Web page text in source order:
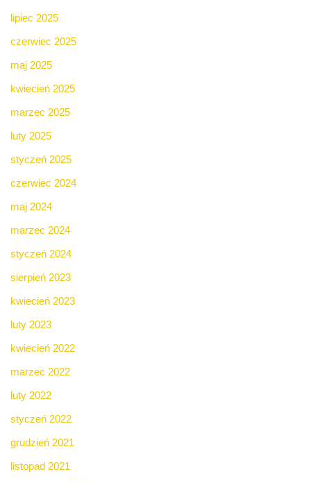
lipiec 2025
czerwiec 2025
maj 2025
kwiecień 2025
marzec 2025
luty 2025
styczeń 2025
czerwiec 2024
maj 2024
marzec 2024
styczeń 2024
sierpień 2023
kwiecień 2023
luty 2023
kwiecień 2022
marzec 2022
luty 2022
styczeń 2022
grudzień 2021
listopad 2021